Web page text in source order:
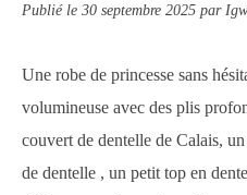
Publié le 30 septembre 2025 par
Une robe de princesse sans
volumineuse avec des plis
couvert de dentelle de Calais,
de dentelle , un petit top en